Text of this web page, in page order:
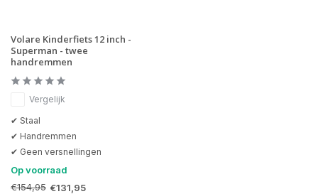
Volare Kinderfiets 12 inch -
Superman - twee
handremmen
Vergelijk
✔ Staal
✔ Handremmen
✔ Geen versnellingen
Op voorraad
€154,95 €131,95